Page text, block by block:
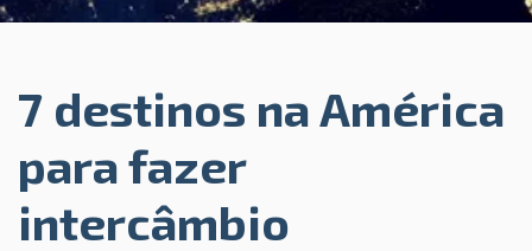
7 destinos na América
para fazer
intercâmbio